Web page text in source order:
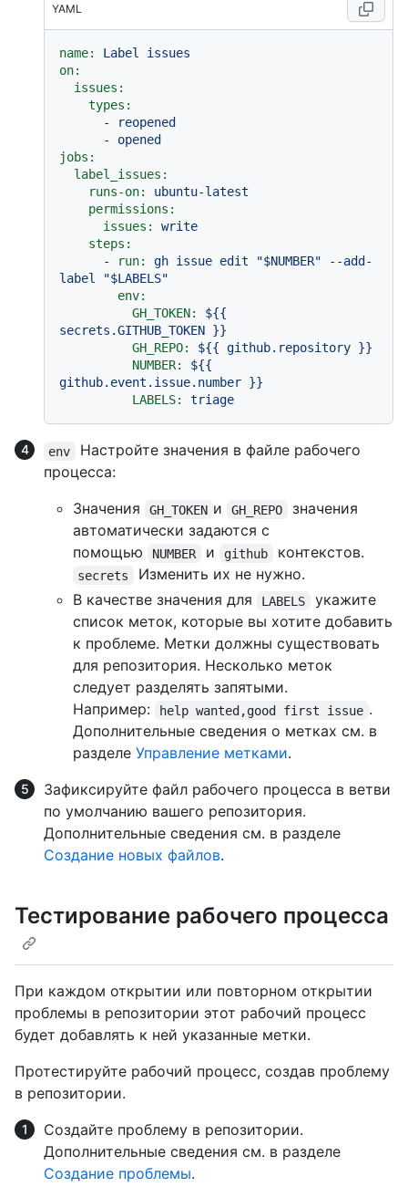
YAML
name: Label
issues
on:
issues:
types:
-
reopened
-
opened
jobs:
label_issues:
runs-on:
ubuntu-latest
permissions:
issues:
write
steps:
-
run: gh issue edit "$NUMBER"
--add-
label
"$LABELS"
env:
GH_TOKEN:
${{
secrets.GITHUB_TOKEN }}
GH_REPO:
${{ github.repository }}
NUMBER:
${{
github.event.issue.number }}
LABELS:
triage
env
Настройте значения в файле рабочего
процесса:
Значения
GH_TOKEN и GH_REPO
значения
автоматически задаются с
помощью
NUMBER и github контекстов.
secrets
Изменить их не нужно.
В качестве значения для
LABELS
укажите
список меток, которые вы хотите добавить
к проблеме. Метки должны существовать
для репозитория. Несколько меток
следует разделять запятыми.
Например:
help wanted,good first issue .
Дополнительные сведения о метках см. в
разделе Управление метками.
Зафиксируйте файл рабочего процесса в ветви
по умолчанию вашего репозитория.
Дополнительные сведения см. в разделе
Создание новых файлов.
Тестирование рабочего процесса
При каждом открытии или повторном открытии
проблемы в репозитории этот рабочий процесс
будет добавлять к ней указанные метки.
Протестируйте рабочий процесс, создав проблему
в репозитории.
Создайте проблему в репозитории.
Дополнительные сведения см. в разделе
Создание проблемы.